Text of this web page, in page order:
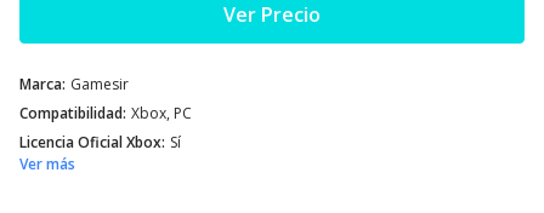
Ver Precio
Marca: Gamesir
Compatibilidad: Xbox, PC
Licencia Oficial Xbox: Sí
Ver más